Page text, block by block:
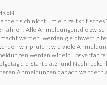
sich nicht um ein zeitkritisches
Alle Anmeldungen, die
werden, werden gleichwertig
wir prüfen, wie viele
werden wir ein
die Startplatz- und
Anmeldungen danach wandern